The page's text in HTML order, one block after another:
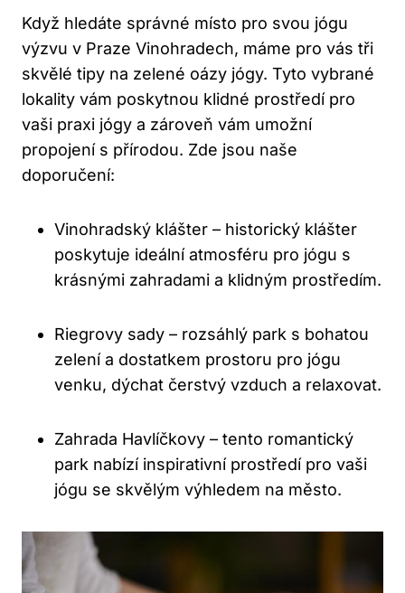
Když hledáte správné místo pro svou jógu
výzvu v Praze Vinohradech, máme pro vás tři
skvělé tipy na zelené oázy jógy. Tyto vybrané
lokality vám poskytnou klidné prostředí pro
vaši praxi jógy a zároveň vám umožní
propojení s přírodou. Zde jsou naše
doporučení:
Vinohradský klášter – historický klášter
poskytuje ideální atmosféru pro jógu s
krásnými zahradami a klidným prostředím.
Riegrovy sady – rozsáhlý park s bohatou
zelení a dostatkem prostoru pro jógu
venku, dýchat čerstvý vzduch a relaxovat.
Zahrada Havlíčkovy – tento romantický
park nabízí inspirativní prostředí pro vaši
jógu se skvělým výhledem na město.